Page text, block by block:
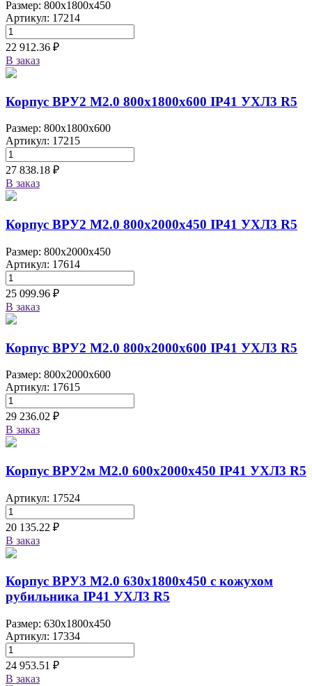
Размер: 800x1800x450
Артикул: 17214
22 912.36 ₽
В заказ
Корпус ВРУ2 М2.0 800х1800х600 IP41 УХЛ3 R5
Размер: 800x1800x600
Артикул: 17215
27 838.18 ₽
В заказ
Корпус ВРУ2 М2.0 800х2000х450 IP41 УХЛ3 R5
Размер: 800x2000x450
Артикул: 17614
25 099.96 ₽
В заказ
Корпус ВРУ2 М2.0 800х2000х600 IP41 УХЛ3 R5
Размер: 800x2000x600
Артикул: 17615
29 236.02 ₽
В заказ
Корпус ВРУ2м М2.0 600х2000х450 IP41 УХЛ3 R5
Артикул: 17524
20 135.22 ₽
В заказ
Корпус ВРУ3 М2.0 630х1800х450 с кожухом
рубильника IP41 УХЛ3 R5
Размер: 630x1800x450
Артикул: 17334
24 953.51 ₽
В заказ